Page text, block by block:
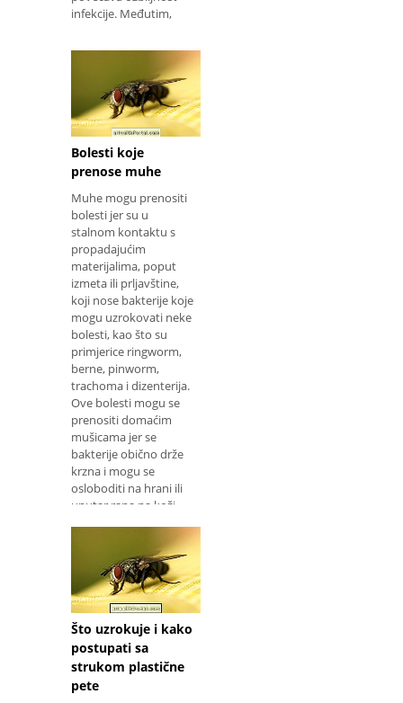
infekcije. Međutim,
Bolesti koje
prenose muhe
Muhe mogu prenositi
bolesti jer su u
stalnom kontaktu s
propadajućim
materijalima, poput
izmeta ili prljavštine,
koji nose bakterije koje
mogu uzrokovati neke
bolesti, kao što su
primjerice ringworm,
berne, pinworm,
trachoma i dizenterija.
Ove bolesti mogu se
prenositi domaćim
mušicama jer se
bakterije obično drže
krzna i mogu se
osloboditi na hrani ili
unutar rana na koži
Što uzrokuje i kako
postupati sa
strukom plastične
pete